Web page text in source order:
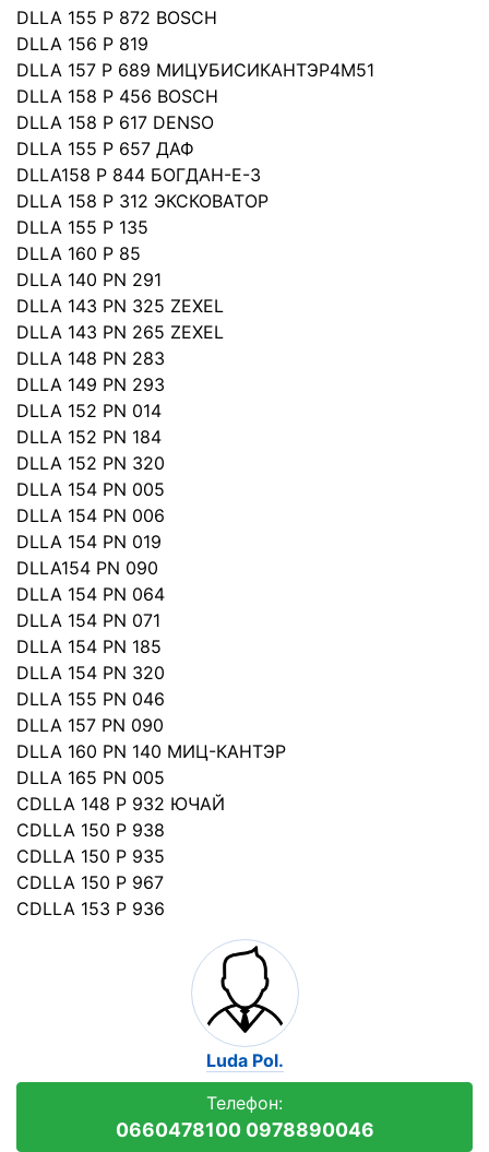
DLLA 155 P 872 BOSCH
DLLA 156 P 819
DLLA 157 P 689 МИЦУБИСИКАНТЭР4М51
DLLA 158 P 456 BOSCH
DLLA 158 P 617 DENSO
DLLA 155 P 657 ДАФ
DLLA158 P 844 БОГДАН-Е-3
DLLA 158 P 312 ЭКСКОВАТOP
DLLA 155 P 135
DLLA 160 P 85
DLLA 140 PN 291
DLLA 143 PN 325 ZEXEL
DLLA 143 PN 265 ZEXEL
DLLA 148 PN 283
DLLA 149 PN 293
DLLA 152 PN 014
DLLA 152 PN 184
DLLA 152 PN 320
DLLA 154 PN 005
DLLA 154 PN 006
DLLA 154 PN 019
DLLA154 PN 090
DLLA 154 PN 064
DLLA 154 PN 071
DLLA 154 PN 185
DLLA 154 PN 320
DLLA 155 PN 046
DLLA 157 PN 090
DLLA 160 PN 140 МИЦ-КАНТЭР
DLLA 165 PN 005
CDLLA 148 P 932 ЮЧАЙ
CDLLA 150 P 938
CDLLA 150 P 935
CDLLA 150 P 967
CDLLA 153 P 936
Luda Pol.
Телефон:
0660478100 0978890046